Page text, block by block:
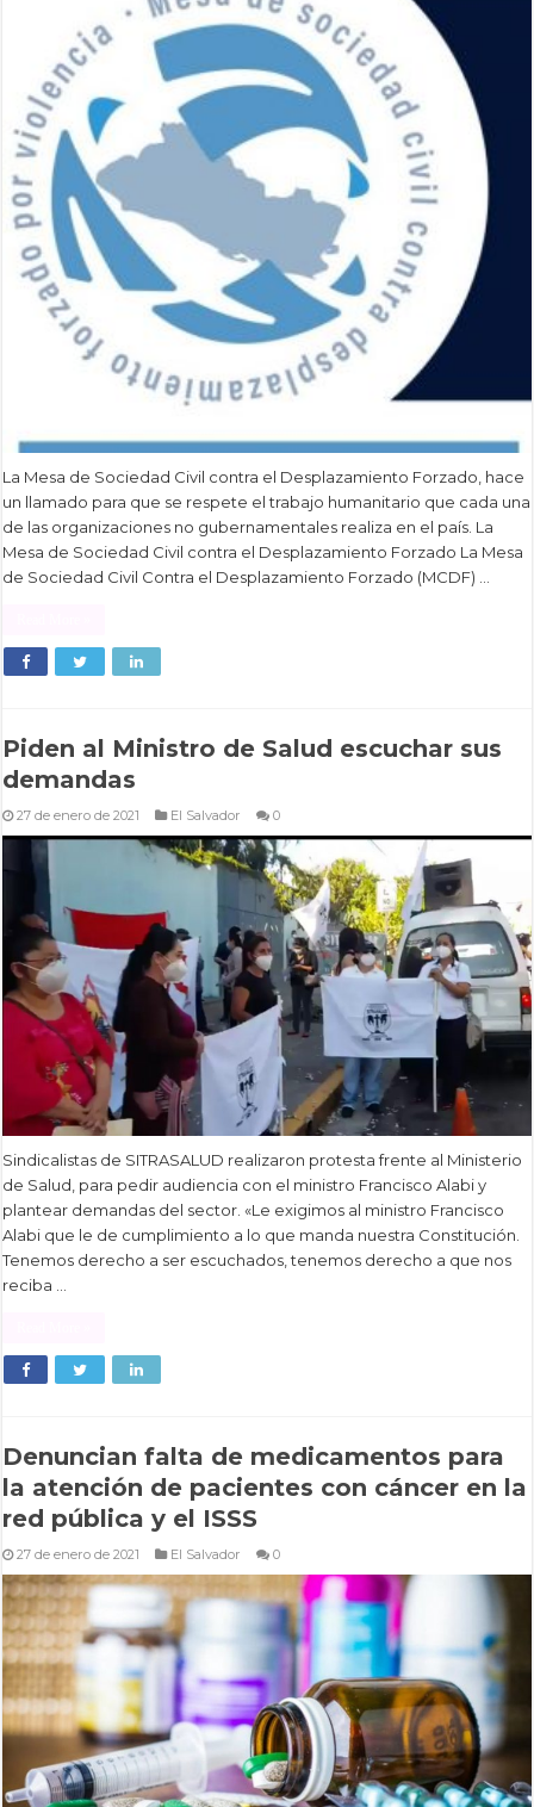
La Mesa de Sociedad Civil contra el Desplazamiento Forzado, hace
un llamado para que se respete el trabajo humanitario que cada una
de las organizaciones no gubernamentales realiza en el país. La
Mesa de Sociedad Civil contra el Desplazamiento Forzado La Mesa
de Sociedad Civil Contra el Desplazamiento Forzado (MCDF) …
Piden al Ministro de Salud escuchar sus
demandas
27 de enero de 2021 El Salvador 0
Sindicalistas de SITRASALUD realizaron protesta frente al Ministerio
de Salud, para pedir audiencia con el ministro Francisco Alabi y
plantear demandas del sector. «Le exigimos al ministro Francisco
Alabi que le de cumplimiento a lo que manda nuestra Constitución.
Tenemos derecho a ser escuchados, tenemos derecho a que nos
reciba …
Denuncian falta de medicamentos para
la atención de pacientes con cáncer en la
red pública y el ISSS
27 de enero de 2021 El Salvador 0